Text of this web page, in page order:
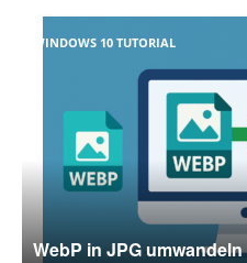
WINDOWS 10 TUTORIAL
WebP in JPG umwandeln